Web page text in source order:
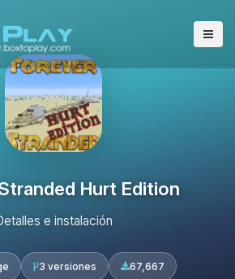
Hurt Edition
e instalación
3 versiones 67,667